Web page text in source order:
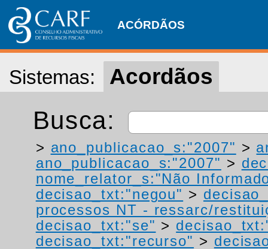
ACÓRDÃOS
Sistemas: Acordãos
Busca:
> ano_publicacao_s:"2007" >
ano_publicacao_s:"2007" >
nome_relator_s:"Não
decisao_txt:"negou" >
processos NT - ressarc/
decisao_txt:"se" >
decisao_txt:"recurso" >